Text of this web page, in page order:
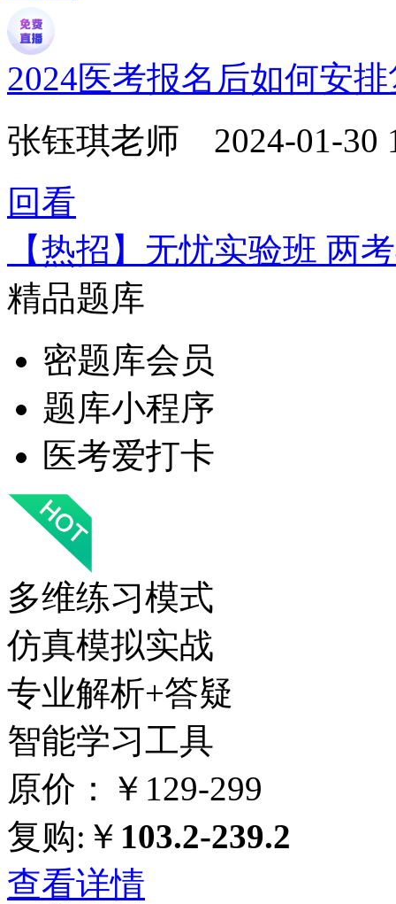
2024医考报名后如何安
张钰琪老师 2024-01-30
回看
【热招】无忧实验班 两
精品题库
密题库会员
题库小程序
医考爱打卡
多维练习模式
仿真模拟实战
专业解析+答疑
智能学习工具
原价：￥129-299
复购:￥ 103.2-239.2
查看详情